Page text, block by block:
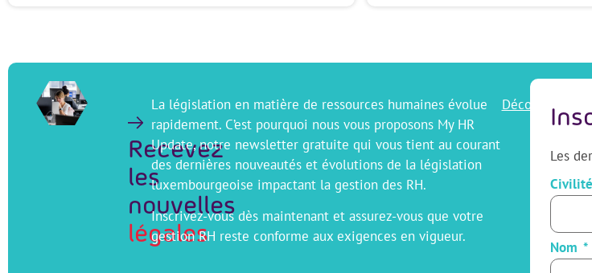
Recevez
les
nouvelles
légales
La législation en matière de ressources humaines évolue
rapidement. C’est pourquoi nous vous proposons My HR
Update, notre newsletter gratuite qui vous tient au courant
des dernières nouveautés et évolutions de la législation
luxembourgeoise impactant la gestion des RH.
Inscrivez-vous dès maintenant et assurez-vous que votre
gestion RH reste conforme aux exigences en vigueur.
Découvrir
Les
Civilité
Nom